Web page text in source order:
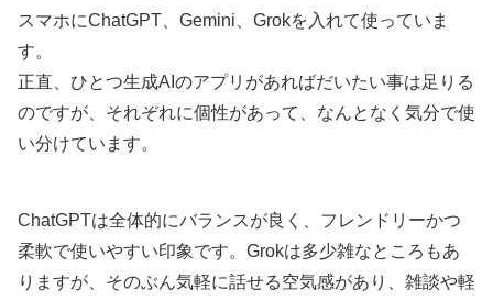
スマホにChatGPT、Gemini、Grokを入れて使っていま
す。
正直、ひとつ生成AIのアプリがあればだいたい事は足りる
のですが、それぞれに個性があって、なんとなく気分で使
い分けています。
ChatGPTは全体的にバランスが良く、フレンドリーかつ
柔軟で使いやすい印象です。Grokは多少雑なところもあ
りますが、そのぶん気軽に話せる空気感があり、雑談や軽